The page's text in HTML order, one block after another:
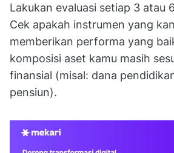
Lakukan evaluasi setiap 3 atau
Cek apakah instrumen yang
memberikan performa yang
komposisi aset kamu masih
finansial (misal: dana
pensiun).